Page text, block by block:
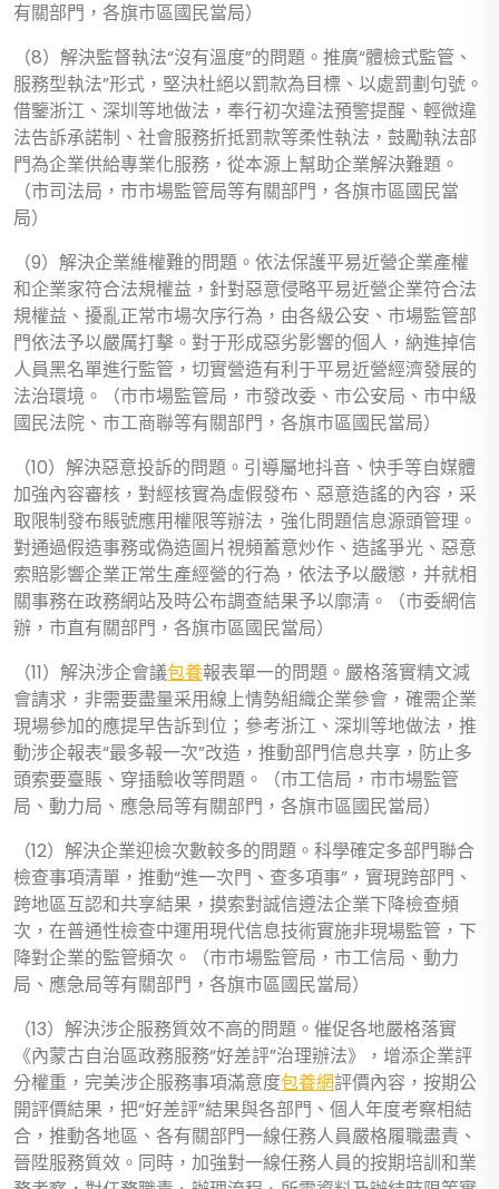
有關部門，各旗市區國民當局）
（8）解決監督執法“沒有溫度”的問題。推廣“體檢式監管、
服務型執法”形式，堅決杜絕以罰款為目標、以處罰劃句號。
借鑒浙江、深圳等地做法，奉行初次違法預警提醒、輕微違
法告訴承諾制、社會服務折抵罰款等柔性執法，鼓勵執法部
門為企業供給專業化服務，從本源上幫助企業解決難題。
（市司法局，市市場監管局等有關部門，各旗市區國民當
局）
（9）解決企業維權難的問題。依法保護平易近營企業產權
和企業家符合法規權益，針對惡意侵略平易近營企業符合法
規權益、擾亂正常市場次序行為，由各級公安、市場監管部
門依法予以嚴厲打擊。對于形成惡劣影響的個人，納進掉信
人員黑名單進行監管，切實營造有利于平易近營經濟發展的
法治環境。（市市場監管局，市發改委、市公安局、市中級
國民法院、市工商聯等有關部門，各旗市區國民當局）
（10）解決惡意投訴的問題。引導屬地抖音、快手等自媒體
加強內容審核，對經核實為虛假發布、惡意造謠的內容，采
取限制發布賬號應用權限等辦法，強化問題信息源頭管理。
對通過假造事務或偽造圖片視頻蓄意炒作、造謠爭光、惡意
索賠影響企業正常生產經營的行為，依法予以嚴懲，并就相
關事務在政務網站及時公布調查結果予以廓清。（市委網信
辦，市直有關部門，各旗市區國民當局）
（11）解決涉企會議包養報表單一的問題。嚴格落實精文減
會請求，非需要盡量采用線上情勢組織企業參會，確需企業
現場參加的應提早告訴到位；參考浙江、深圳等地做法，推
動涉企報表“最多報一次”改造，推動部門信息共享，防止多
頭索要臺賬、穿插驗收等問題。（市工信局，市市場監管
局、動力局、應急局等有關部門，各旗市區國民當局）
（12）解決企業迎檢次數較多的問題。科學確定多部門聯合
檢查事項清單，推動“進一次門、查多項事”，實現跨部門、
跨地區互認和共享結果，摸索對誠信遵法企業下降檢查頻
次，在普通性檢查中運用現代信息技術實施非現場監管，下
降對企業的監管頻次。（市市場監管局，市工信局、動力
局、應急局等有關部門，各旗市區國民當局）
（13）解決涉企服務質效不高的問題。催促各地嚴格落實
《內蒙古自治區政務服務“好差評”治理辦法》，增添企業評
分權重，完美涉企服務事項滿意度包養網評價內容，按期公
開評價結果，把“好差評”結果與各部門、個人年度考察相結
合，推動各地區、各有關部門一線任務人員嚴格履職盡責、
晉陞服務質效。同時，加強對一線任務人員的按期培訓和業